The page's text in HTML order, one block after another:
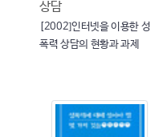
상담
[2002]인터넷을 이용한 성
폭력 상담의 현황과 과제